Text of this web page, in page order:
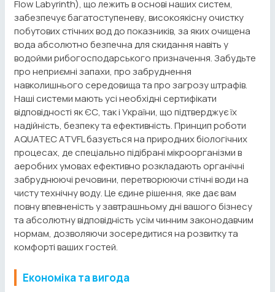
Flow Labyrinth), що лежить в основі наших систем,
забезпечує багатоступеневу, високоякісну очистку
побутових стічних вод до показників, за яких очищена
вода абсолютно безпечна для скидання навіть у
водойми рибогосподарського призначення. Забудьте
про неприємні запахи, про забруднення
навколишнього середовища та про загрозу штрафів.
Наші системи мають усі необхідні сертифікати
відповідності як ЄС, так і України, що підтверджує їх
надійність, безпеку та ефективність. Принцип роботи
AQUATEC ATVFL базується на природних біологічних
процесах, де спеціально підібрані мікроорганізми в
аеробних умовах ефективно розкладають органічні
забруднюючі речовини, перетворюючи стічні води на
чисту технічну воду. Це єдине рішення, яке дає вам
повну впевненість у завтрашньому дні вашого бізнесу
та абсолютну відповідність усім чинним законодавчим
нормам, дозволяючи зосередитися на розвитку та
комфорті ваших гостей.
Економіка та вигода